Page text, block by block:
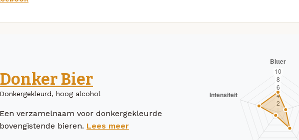
Donker Bier
Donkergekleurd, hoog alcohol
Een verzamelnaam voor donkergekleurde
bovengistende bieren. Lees meer